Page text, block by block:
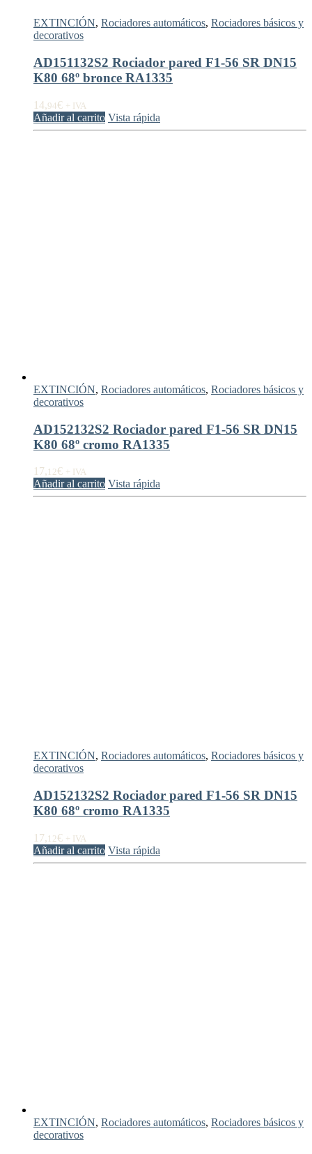
EXTINCIÓN, Rociadores automáticos, Rociadores básicos y
decorativos
AD151132S2 Rociador pared F1-56 SR DN15
K80 68º bronce RA1335
14,94€ + IVA
Añadir al carrito Vista rápida
EXTINCIÓN, Rociadores automáticos, Rociadores básicos y
decorativos
AD152132S2 Rociador pared F1-56 SR DN15
K80 68º cromo RA1335
17, 12€ + IVA
Añadir al carrito Vista rápida
EXTINCIÓN, Rociadores automáticos, Rociadores básicos y
decorativos
AD152132S2 Rociador pared F1-56 SR DN15
K80 68º cromo RA1335
17, 12€ + IVA
Añadir al carrito Vista rápida
EXTINCIÓN, Rociadores automáticos, Rociadores básicos y
decorativos